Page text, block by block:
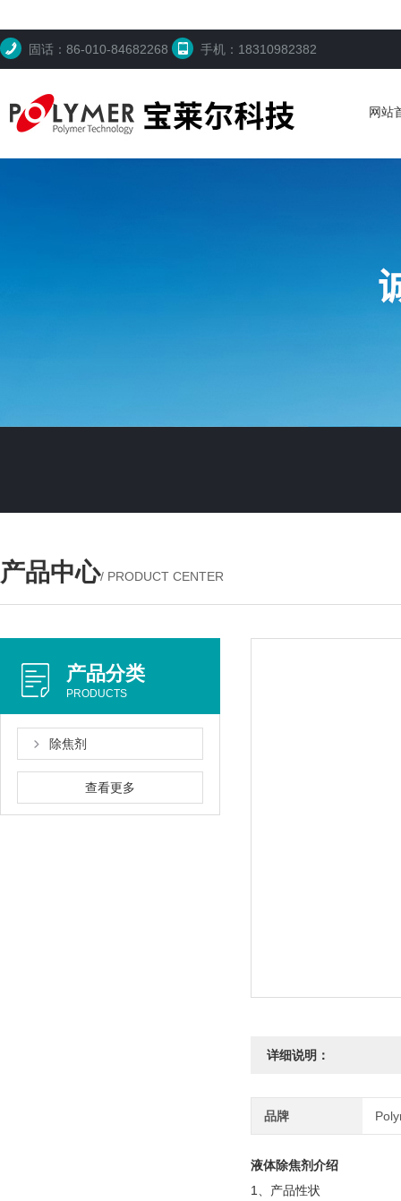
固话：86-010-84682268 手机：18310982382
网站
产品中心/ PRODUCT CENTER
产品分类
PRODUCTS
除焦剂
查看更多
详细说明：
品牌
液体除焦剂介绍
1、产品性状